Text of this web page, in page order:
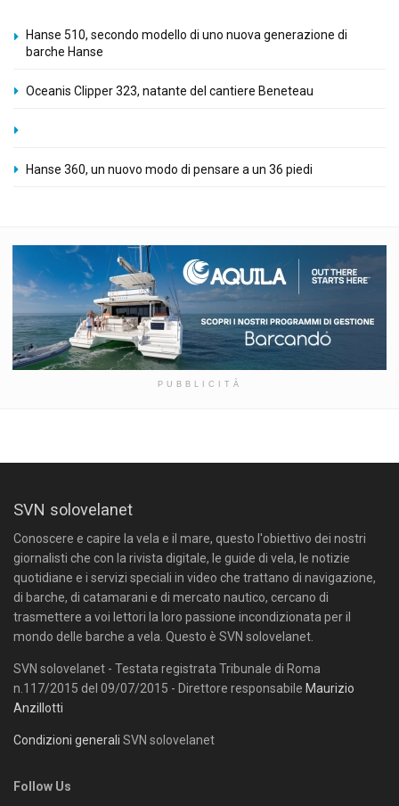
Hanse 510, secondo modello di uno nuova generazione di
barche Hanse
Oceanis Clipper 323, natante del cantiere Beneteau
Hanse 360, un nuovo modo di pensare a un 36 piedi
PUBBLICITÀ
SVN solovelanet
Conoscere e capire la vela e il mare, questo l'obiettivo dei nostri
giornalisti che con la rivista digitale, le guide di vela, le notizie
quotidiane e i servizi speciali in video che trattano di navigazione,
di barche, di catamarani e di mercato nautico, cercano di
trasmettere a voi lettori la loro passione incondizionata per il
mondo delle barche a vela. Questo è SVN solovelanet.
SVN solovelanet - Testata registrata Tribunale di Roma
n.117/2015 del 09/07/2015 - Direttore responsabile Maurizio
Anzillotti
Condizioni generali SVN solovelanet
Follow Us